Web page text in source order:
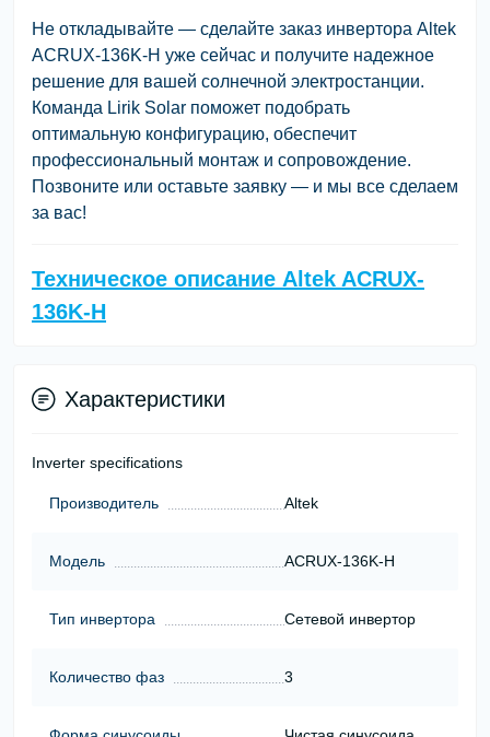
Не откладывайте — сделайте заказ инвертора Altek
ACRUX-136K-H уже сейчас и получите надежное
решение для вашей солнечной электростанции.
Команда Lirik Solar поможет подобрать
оптимальную конфигурацию, обеспечит
профессиональный монтаж и сопровождение.
Позвоните или оставьте заявку — и мы все сделаем
за вас!
Техническое описание Altek ACRUX-
136K-H
Характеристики
Inverter specifications
Производитель Altek
Модель ACRUX-136K-H
Тип инвертора Сетевой инвертор
Количество фаз 3